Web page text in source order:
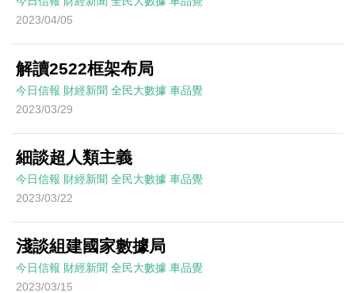
2023/04/05
解讀2522框架布局
今日信報 財經新聞 全民大數據 車品覺
2023/03/29
細談超人類主義
今日信報 財經新聞 全民大數據 車品覺
2023/03/22
淺談組建國家數據局
今日信報 財經新聞 全民大數據 車品覺
2023/03/15